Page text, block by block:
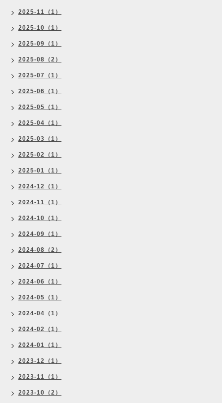
2025-11（1）
2025-10（1）
2025-09（1）
2025-08（2）
2025-07（1）
2025-06（1）
2025-05（1）
2025-04（1）
2025-03（1）
2025-02（1）
2025-01（1）
2024-12（1）
2024-11（1）
2024-10（1）
2024-09（1）
2024-08（2）
2024-07（1）
2024-06（1）
2024-05（1）
2024-04（1）
2024-02（1）
2024-01（1）
2023-12（1）
2023-11（1）
2023-10（2）